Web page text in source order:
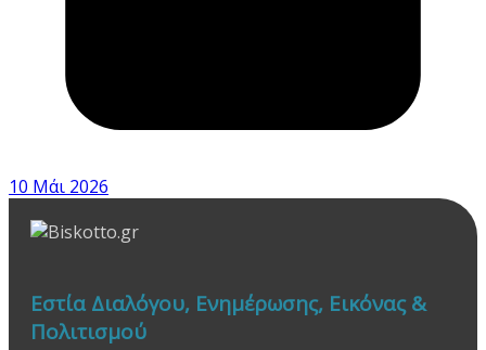
10 Μάι 2026
Εστία Διαλόγου, Ενημέρωσης, Εικόνας &
Πολιτισμού